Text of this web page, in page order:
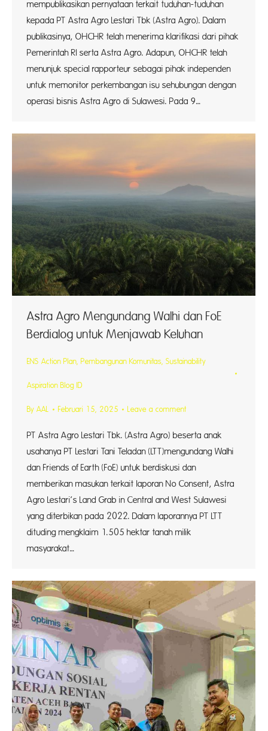
mempublikasikan pernyataan terkait tuduhan-tuduhan
kepada PT Astra Agro Lestari Tbk (Astra Agro). Dalam
publikasinya, OHCHR telah menerima klarifikasi dari pihak
Pemerintah RI serta Astra Agro. Adapun, OHCHR telah
menunjuk special rapporteur sebagai pihak independen
untuk memonitor perkembangan isu sehubungan dengan
operasi bisnis Astra Agro di Sulawesi. Pada 9…
Astra Agro Mengundang Walhi dan FoE
Berdialog untuk Menjawab Keluhan
ENS Action Plan, Pembangunan Komunitas, Sustainability
Aspiration Blog ID
By AAL Februari 15, 2025 Leave a comment
PT Astra Agro Lestari Tbk. (Astra Agro) beserta anak
usahanya PT Lestari Tani Teladan (LTT)mengundang Walhi
dan Friends of Earth (FoE) untuk berdiskusi dan
memberikan masukan terkait laporan No Consent, Astra
Agro Lestari’s Land Grab in Central and West Sulawesi
yang diterbikan pada 2022. Dalam laporannya PT LTT
dituding mengklaim 1.505 hektar tanah milik
masyarakat…